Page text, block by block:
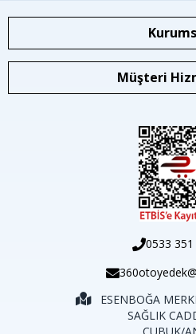
Müşteri
0533
ESENBOĞA
SAĞLIK